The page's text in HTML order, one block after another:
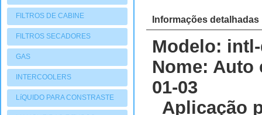
FILTROS DE CABINE
FILTROS SECADORES
GAS
INTERCOOLERS
LíQUIDO PARA CONSTRASTE
Informações detalhadas
Modelo:
Nome: Auto
01-03
Aplicação